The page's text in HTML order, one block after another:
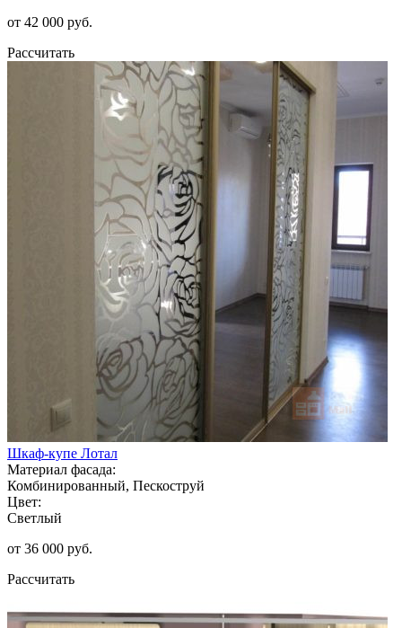
от 42 000 руб.
Рассчитать
Шкаф-купе Лотал
Материал фасада:
Комбинированный, Пескоструй
Цвет:
Светлый
от 36 000 руб.
Рассчитать